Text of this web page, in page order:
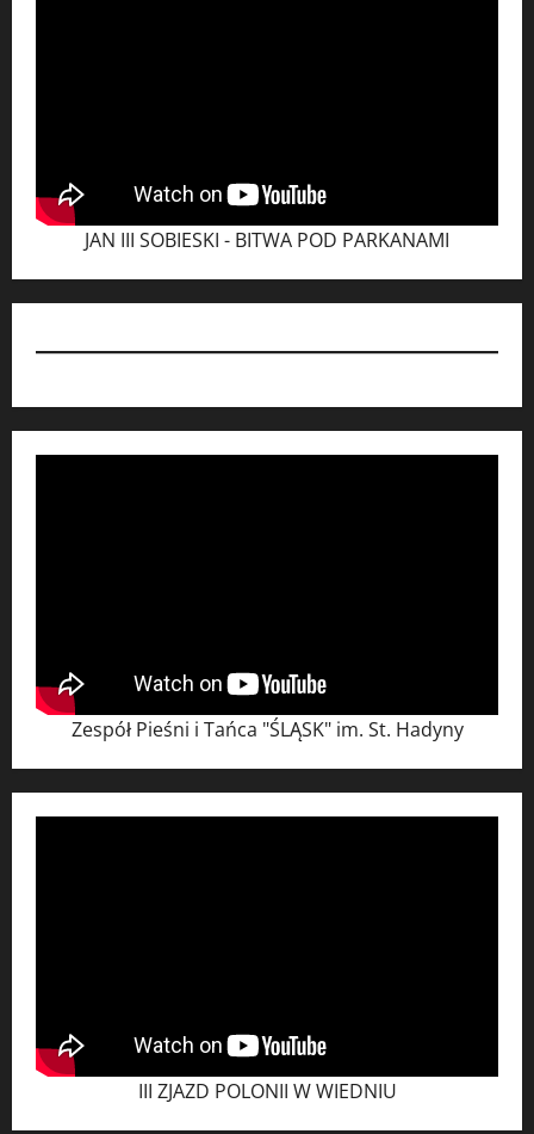
JAN III SOBIESKI - BITWA POD PARKANAMI
Zespół Pieśni i Tańca "ŚLĄSK" im. St. Hadyny
III ZJAZD POLONII W WIEDNIU